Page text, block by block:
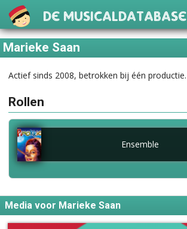
De Musicaldatabase
Marieke Saan
Actief sinds 2008, betrokken bij één productie.
Rollen
Ensemble
Media voor Marieke Saan